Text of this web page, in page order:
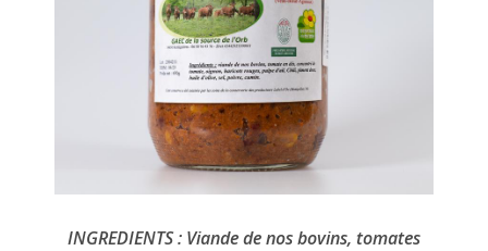
INGREDIENTS : Viande de nos bovins, tomates